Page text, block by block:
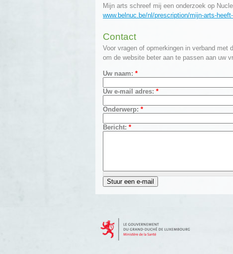
Mijn arts schreef mij een onderzoek op
www.belnuc.be/nl/prescription/mijn-arts-
Contact
Voor vragen of opmerkingen in verband met
om de website beter aan te passen aan uw
Uw naam: *
Uw e-mail adres: *
Onderwerp: *
Bericht: *